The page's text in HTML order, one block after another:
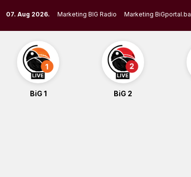
to
content
07. Aug 2026. Marketing BIG Radio Marketing BiGportal.ba
BiG 1 BiG 2